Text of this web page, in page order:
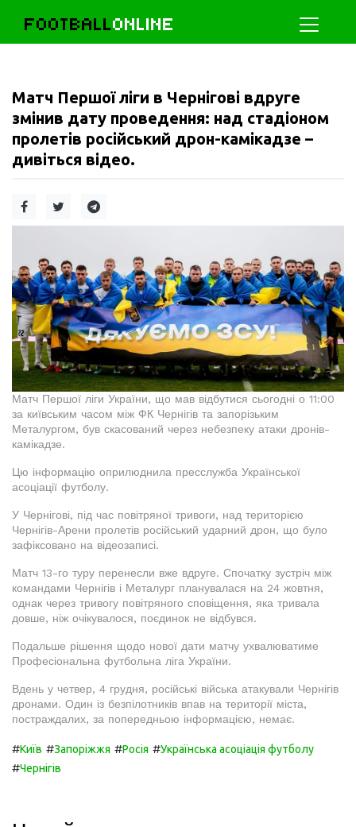
FOOTBALLONLINE
Матч Першої ліги в Чернігові вдруге
змінив дату проведення: над стадіоном
пролетів російський дрон-камікадзе –
дивіться відео.
Матч Першої ліги України, що мав відбутися сьогодні о 11:00
за київським часом між ФК Чернігів та запорізьким
Металургом, був скасований через небезпеку атаки дронів-
камікадзе.
Цю інформацію оприлюднила пресслужба Української
асоціації футболу.
У Чернігові, під час повітряної тривоги, над територією
Чернігів-Арени пролетів російський ударний дрон, що було
зафіксовано на відеозаписі.
Матч 13-го туру перенесли вже вдруге. Спочатку зустріч між
командами Чернігів і Металург планувалася на 24 жовтня,
однак через тривогу повітряного сповіщення, яка тривала
довше, ніж очікувалося, поєдинок не відбувся.
Подальше рішення щодо нової дати матчу ухвалюватиме
Професіональна футбольна ліга України.
Вдень у четвер, 4 грудня, російські війська атакували Чернігів
дронами. Один із безпілотників впав на території міста,
постраждалих, за попередньою інформацією, немає.
#Київ #Запоріжжя #Росія #Українська асоціація футболу
#Чернігів